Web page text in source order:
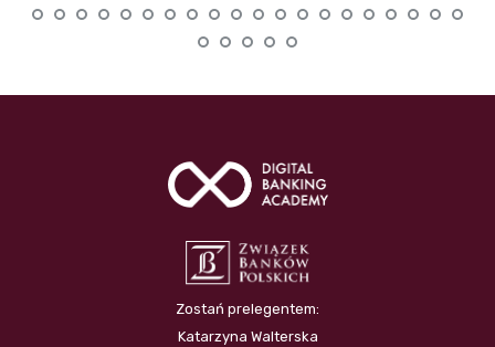
Zostań prelegentem:
Katarzyna Walterska